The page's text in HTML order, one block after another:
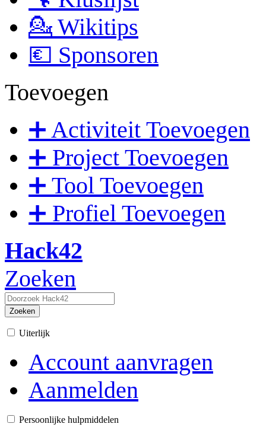
💁 Wikitips
💶 Sponsoren
Toevoegen
➕ Activiteit Toevoegen
➕ Project Toevoegen
➕ Tool Toevoegen
➕ Profiel Toevoegen
Hack42
Zoeken
Zoeken
Uiterlijk
Account aanvragen
Aanmelden
Persoonlijke hulpmiddelen